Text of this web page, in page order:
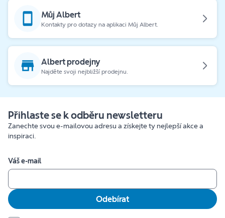
Můj Albert
Kontakty pro dotazy na aplikaci Můj Albert.
Albert prodejny
Najděte svoji nejbližší prodejnu.
Přihlaste se k odběru newsletteru
Zanechte svou e-mailovou adresu a získejte ty nejlepší akce a
inspiraci.
Váš e-mail
Odebírat